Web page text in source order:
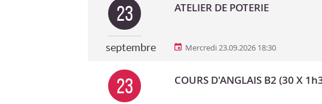
23
septembre
ATELIER DE POTERIE
Mercredi 23.09.2026 18:30
23 COURS D'ANGLAIS B2 (30 X